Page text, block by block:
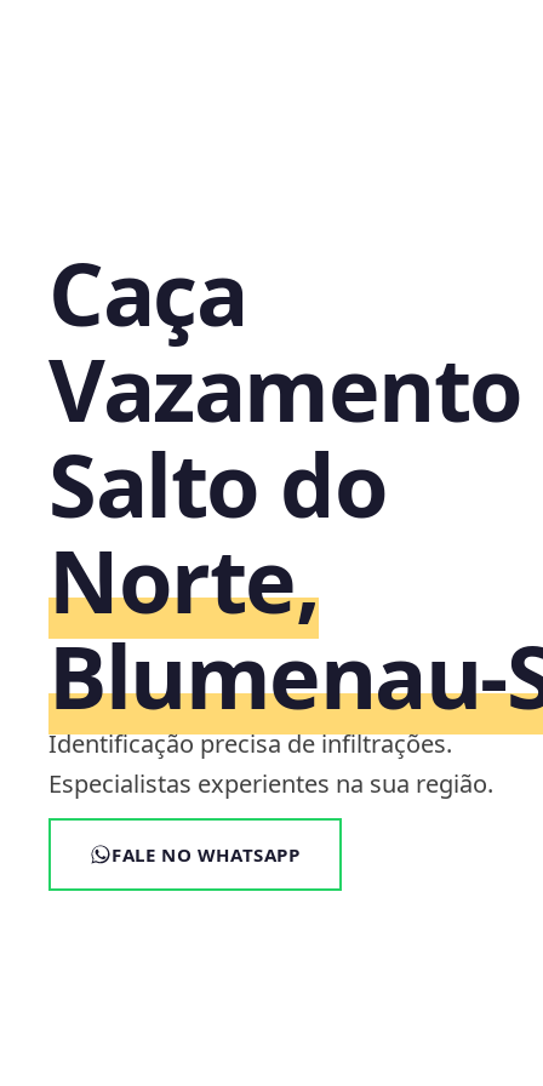
Caça
Salto do
Norte,
Identificação precisa de infiltrações.
Especialistas experientes na sua região.
FALE NO WHATSAPP